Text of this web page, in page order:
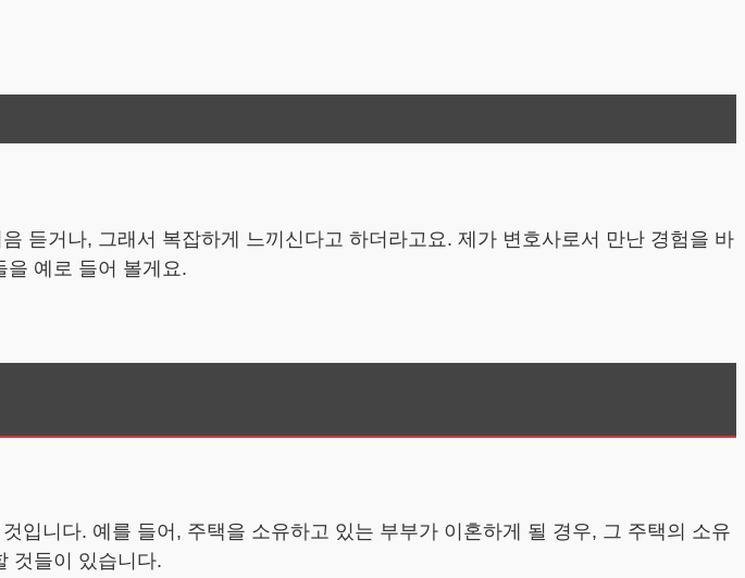
듣거나, 그래서 복잡하게 느끼신다고 하더라고요. 제가 변호사로서 만난 경험을 바
을 예로 들어 볼게요.
입니다. 예를 들어, 주택을 소유하고 있는 부부가 이혼하게 될 경우, 그 주택의 소유
것들이 있습니다.